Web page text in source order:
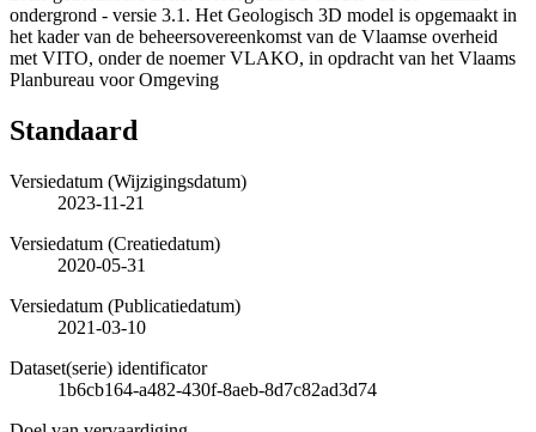
ondergrond - versie 3.1. Het Geologisch 3D model is opgemaakt in
het kader van de beheersovereenkomst van de Vlaamse overheid
met VITO, onder de noemer VLAKO, in opdracht van het Vlaams
Planbureau voor Omgeving
Standaard
Versiedatum (Wijzigingsdatum)
2023-11-21
Versiedatum (Creatiedatum)
2020-05-31
Versiedatum (Publicatiedatum)
2021-03-10
Dataset(serie) identificator
1b6cb164-a482-430f-8aeb-8d7c82ad3d74